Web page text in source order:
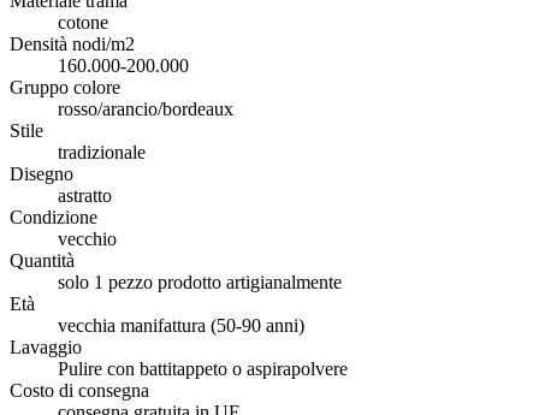
cotone
Densità nodi/m2
160.000-200.000
Gruppo colore
rosso/arancio/bordeaux
Stile
tradizionale
Disegno
astratto
Condizione
vecchio
Quantità
solo 1 pezzo prodotto artigianalmente
Età
vecchia manifattura (50-90 anni)
Lavaggio
Pulire con battitappeto o aspirapolvere
Costo di consegna